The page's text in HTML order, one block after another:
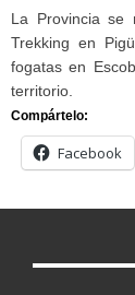
La Provincia se
Trekking en
fogatas en
territorio.
Compártelo:
Facebook